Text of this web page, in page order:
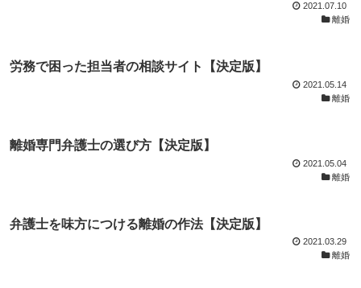
2021.07.10
離婚
労務で困った担当者の相談サイト【決定版】
2021.05.14
離婚
離婚専門弁護士の選び方【決定版】
2021.05.04
離婚
弁護士を味方につける離婚の作法【決定版】
2021.03.29
離婚